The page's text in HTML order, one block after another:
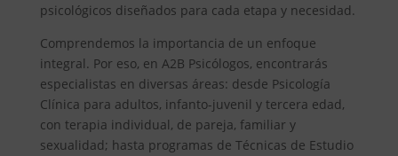
psicológicos diseñados para cada etapa y necesidad.
Comprendemos la importancia de un enfoque
integral. Por eso, en A2B Psicólogos, encontrarás
especialistas en diversas áreas: desde Psicología
Clínica para adultos, infanto-juvenil y tercera edad,
con terapia individual, de pareja, familiar y
sexualidad; hasta programas de Técnicas de Estudio